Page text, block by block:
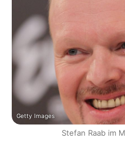
Getty Images
Stefan Raab im